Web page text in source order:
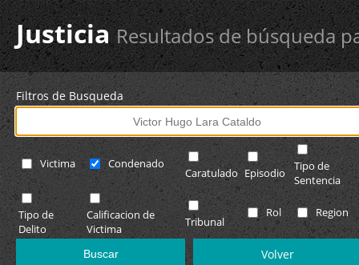
Justicia Resultados de búsqueda
Filtros de Busqueda
Victima Condenado
Caratulado Episodio
Tipo de
Sentencia
Tipo de
Delito
Calificacion de
Victima
Tribunal
Rol Region
Volver